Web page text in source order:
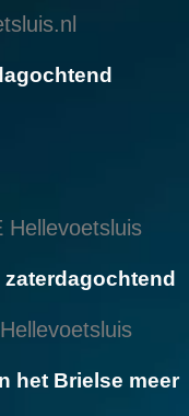
Hellevoetsluis
het Brielse meer